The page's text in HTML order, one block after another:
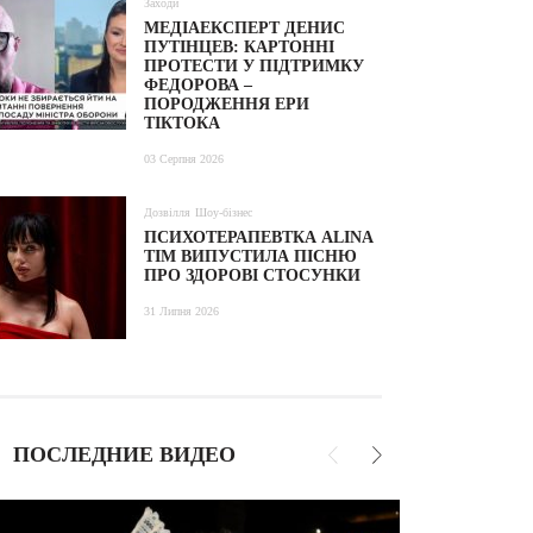
Заходи
МЕДІАЕКСПЕРТ ДЕНИС
ПУТІНЦЕВ: КАРТОННІ
ПРОТЕСТИ У ПІДТРИМКУ
ФЕДОРОВА –
ПОРОДЖЕННЯ ЕРИ
ТІКТОКА
03 Серпня 2026
Дозвілля Шоу-бізнес
ПСИХОТЕРАПЕВТКА ALINA
TIM ВИПУСТИЛА ПІСНЮ
ПРО ЗДОРОВІ СТОСУНКИ
31 Липня 2026
ПОСЛЕДНИЕ ВИДЕО